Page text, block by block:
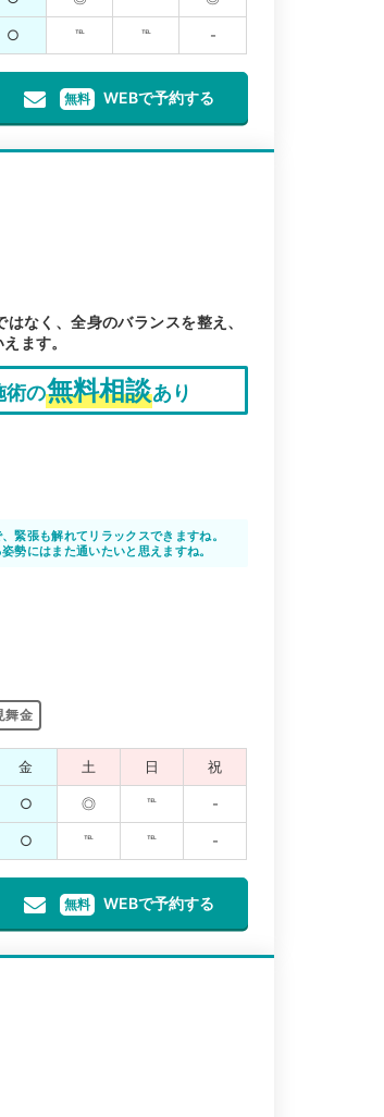
○ ℡ ℡ -
無料 WEBで予約する
なく、全身のバランスを整え、
ます。
術の無料相談あり
緊張も解れてリラックスできますね。
勢にはまた通いたいと思えますね。
舞金
金 土 日 祝
○ ◎ ℡ -
○ ℡ ℡ -
無料 WEBで予約する